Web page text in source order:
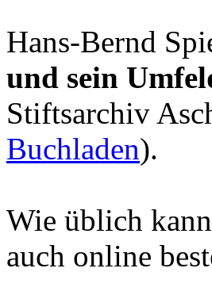
Hans-Bernd
und sein
Stiftsarchiv
Buchladen).
Wie üblich
auch online